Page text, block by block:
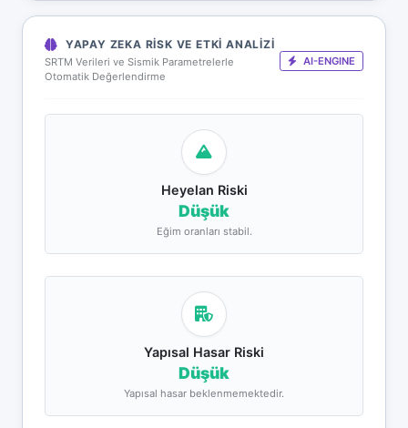
YAPAY ZEKA RISK VE ETKI ANALIZI
SRTM Verileri ve Sismik Parametrelerle
Otomatik Değerlendirme
AI-ENGINE
Heyelan Riski
Düşük
Eğim oranları stabil.
Yapısal Hasar Riski
Düşük
Yapısal hasar beklenmemektedir.